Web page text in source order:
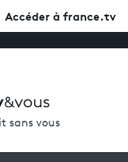
Accéder à france.tv
sans vous